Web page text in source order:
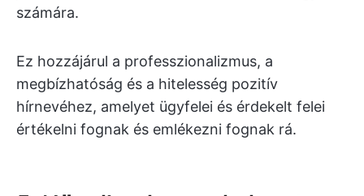
számára.
Ez hozzájárul a professzionalizmus, a
megbízhatóság és a hitelesség pozitív
hírnevéhez, amelyet ügyfelei és érdekelt felei
értékelni fognak és emlékezni fognak rá.